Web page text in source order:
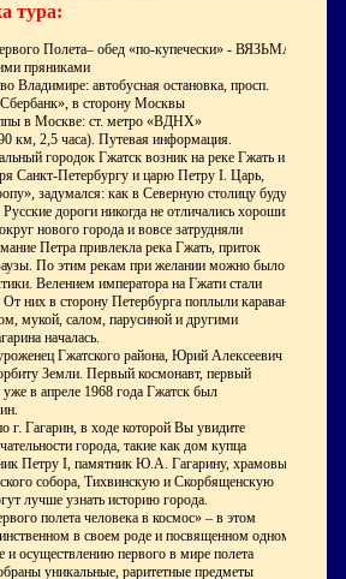
тура:
Полета– обед «по-купечески» - ВЯЗЬМА
пряниками
Владимире: автобусная остановка, просп.
в сторону Москвы
в Москве: ст. метро «ВДНХ»
км, 2,5 часа). Путевая информация.
городок Гжатск возник на реке Гжать и
Санкт-Петербургу и царю Петру I. Царь,
задумался: как в Северную столицу будут
дороги никогда не отличались хорошим
нового города и вовсе затрудняли
Петра привлекла река Гжать, приток
По этим рекам при желании можно было
Велением императора на Гжати стали
От них в сторону Петербурга поплыли караваны
мукой, салом, парусиной и другими
началась.
Гжатского района, Юрий Алексеевич
Земли. Первый космонавт, первый
в апреле 1968 года Гжатск был
г. Гагарин, в ходе которой Вы увидите
города, такие как дом купца
Петру I, памятник Ю.А. Гагарину, храмовый
собора, Тихвинскую и Скорбященскую
лучше узнать историю города.
полета человека в космос» – в этом
в своем роде и посвященном одному
и осуществлению первого в мире полета
уникальные, раритетные предметы